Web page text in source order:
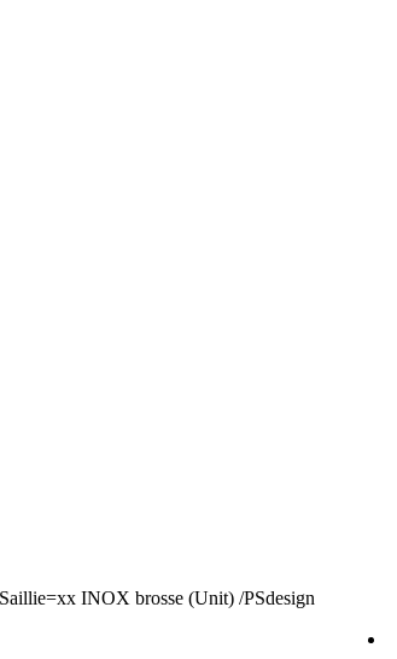
INOX brosse (Unit) /PSdesign